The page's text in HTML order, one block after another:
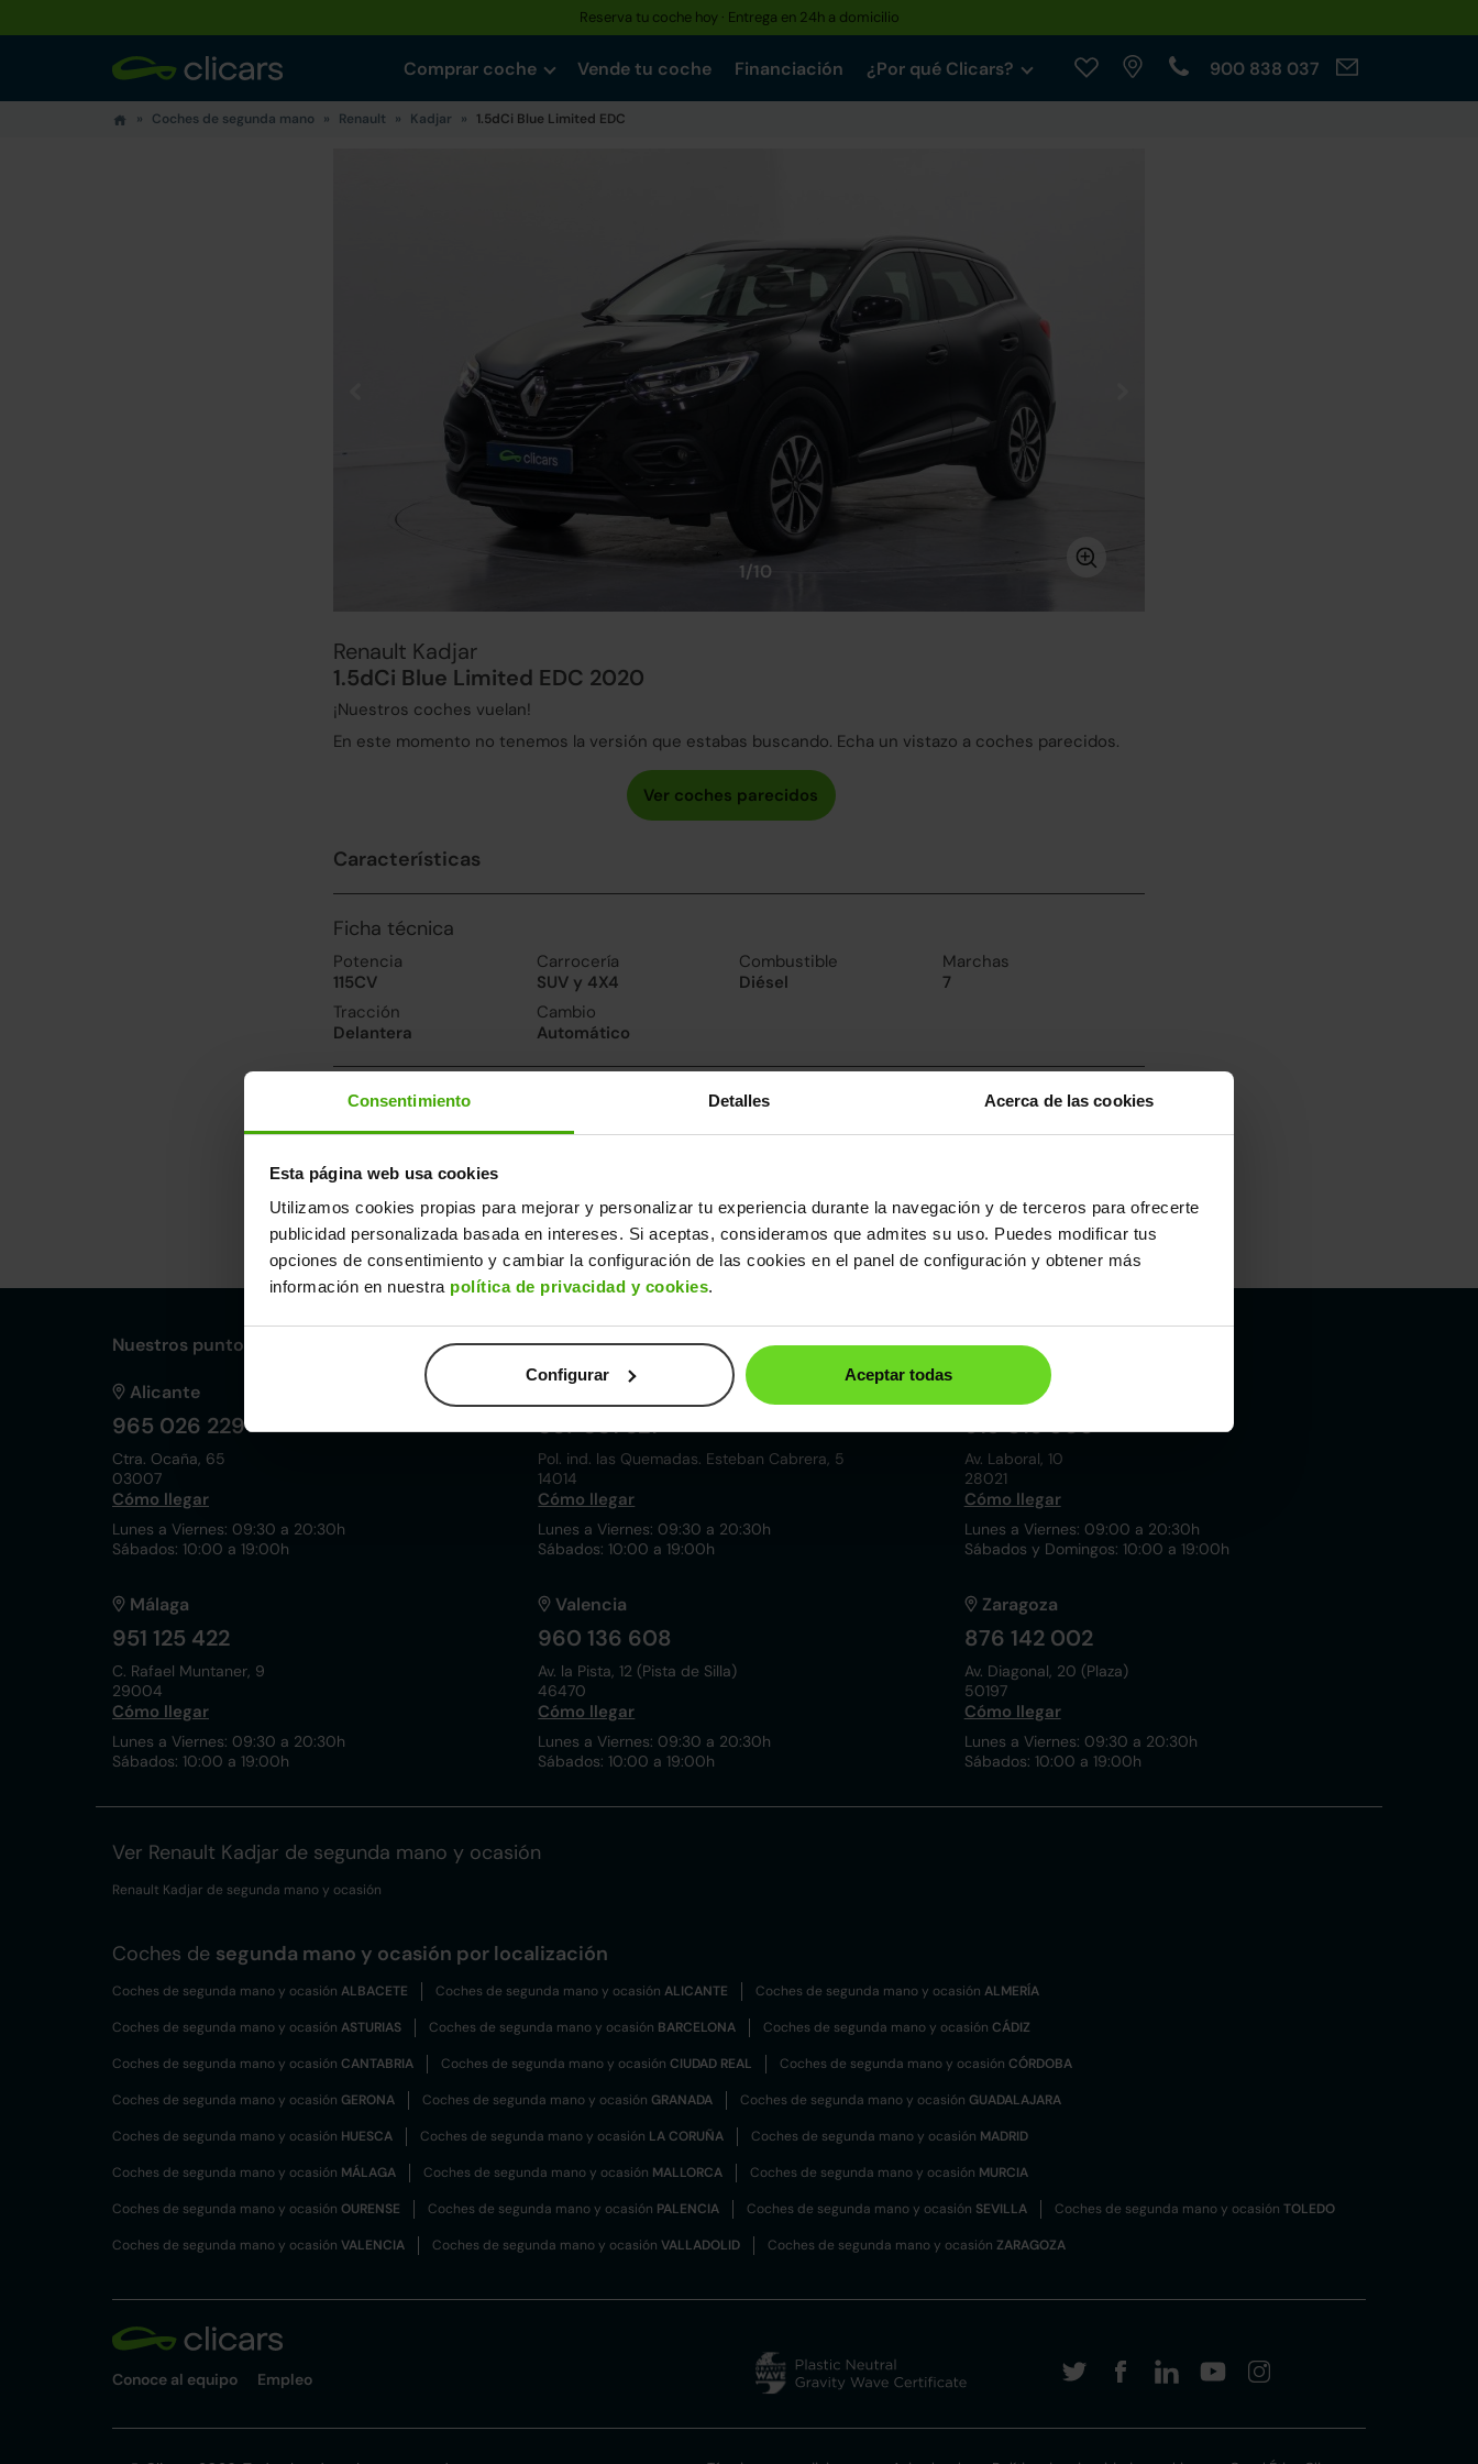
Consentimiento Detalles Acerca de las cookies
Esta página web usa cookies
Utilizamos cookies propias para mejorar y personalizar tu experiencia durante la navegación y de terceros para ofrecerte
publicidad personalizada basada en intereses. Si aceptas, consideramos que admites su uso. Puedes modificar tus
opciones de consentimiento y cambiar la configuración de las cookies en el panel de configuración y obtener más
información en nuestra política de privacidad y cookies.
Configurar Aceptar todas
Reserva tu coche hoy · Entrega en 24h a domicilio
Comprar coche Vende tu coche Financiación ¿Por qué Clicars? 900 838 037
Coches de segunda mano Renault Kadjar 1.5dCi Blue Limited EDC
1/10
Renault Kadjar
1.5dCi Blue Limited EDC 2020
¡Nuestros coches vuelan!
En este momento no tenemos la versión que estabas buscando. Echa un vistazo a coches parecidos.
Características
Ficha técnica
Potencia
115CV
Carrocería
SUV y 4X4
Combustible
Diésel
Marchas
7
Tracción
Delantera
Cambio
Automático
Prestaciones, consumo y emisiones
Velocidad máxima
De 0 a 100 km/h
Dimensiones y otros datos
Largo
4,49m
Ancho
1,84m
Alto
1,61m
Peso
Depósito
Maletero
Nuestros puntos de venta Clicars:
Alicante
965 026 229
Ctra. Ocaña, 65
03007
Cómo llegar
Lunes a Viernes: 09:30 a 20:30h
Sábados: 10:00 a 19:00h
857 881 521
Pol. ind. las Quemadas. Esteban Cabrera, 5
14014
Cómo llegar
Lunes a Viernes: 09:30 a 20:30h
Sábados: 10:00 a 19:00h
919 015 000
Av. Laboral, 10
28021
Cómo llegar
Lunes a Viernes: 09:00 a 20:30h
Sábados y Domingos: 10:00 a 19:00h
Málaga
951 125 422
C. Rafael Muntaner, 9
29004
Cómo llegar
Lunes a Viernes: 09:30 a 20:30h
Sábados: 10:00 a 19:00h
Valencia
960 136 608
Av. la Pista, 12 (Pista de Silla)
46470
Cómo llegar
Lunes a Viernes: 09:30 a 20:30h
Sábados: 10:00 a 19:00h
Zaragoza
876 142 002
Av. Diagonal, 20 (Plaza)
50197
Cómo llegar
Lunes a Viernes: 09:30 a 20:30h
Sábados: 10:00 a 19:00h
Ver Renault Kadjar de segunda mano y ocasión
Renault Kadjar de segunda mano y ocasión
Coches de segunda mano y ocasión por localización
Coches de segunda mano y ocasión ALBACETE Coches de segunda mano y ocasión ALICANTE Coches de segunda mano y ocasión ALMERÍA
Coches de segunda mano y ocasión ASTURIAS Coches de segunda mano y ocasión BARCELONA Coches de segunda mano y ocasión CÁDIZ
Coches de segunda mano y ocasión CANTABRIA Coches de segunda mano y ocasión CIUDAD REAL Coches de segunda mano y ocasión CÓRDOBA
Coches de segunda mano y ocasión GERONA Coches de segunda mano y ocasión GRANADA Coches de segunda mano y ocasión GUADALAJARA
Coches de segunda mano y ocasión HUESCA Coches de segunda mano y ocasión LA CORUÑA Coches de segunda mano y ocasión MADRID
Coches de segunda mano y ocasión MÁLAGA Coches de segunda mano y ocasión MALLORCA Coches de segunda mano y ocasión MURCIA
Coches de segunda mano y ocasión OURENSE Coches de segunda mano y ocasión PALENCIA Coches de segunda mano y ocasión SEVILLA Coches de segunda mano y ocasión TOLEDO
Coches de segunda mano y ocasión VALENCIA Coches de segunda mano y ocasión VALLADOLID Coches de segunda mano y ocasión ZARAGOZA
Conoce al equipo Empleo